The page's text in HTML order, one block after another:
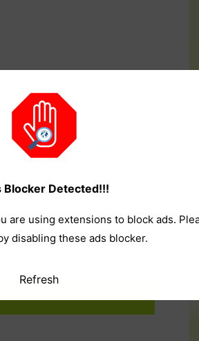
のインスタンスの右側に達
このインスタンスの右側に
Blocker Detected!!!
are using extensions to block ads.
disabling these ads blocker.
Refresh